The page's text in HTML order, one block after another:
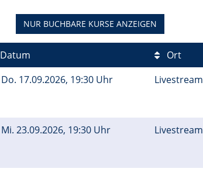
NUR BUCHBARE KURSE ANZEIGEN
Datum Ort
Do. 17.09.2026, 19:30 Uhr Livestream
Mi. 23.09.2026, 19:30 Uhr Livestream